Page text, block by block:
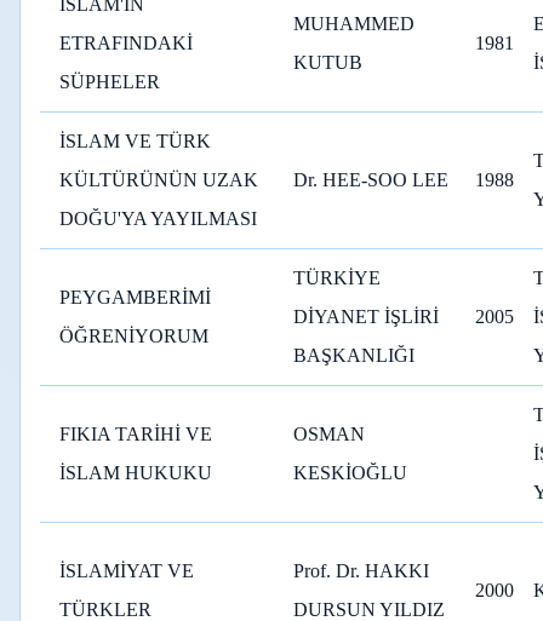
ETRAFINDAKİ
SÜPHELER
MUHAMMED
KUTUB
1981
İSLAM VE TÜRK
KÜLTÜRÜNÜN UZAK
DOĞU'YA YAYILMASI
Dr. HEE-SOO LEE 1988
PEYGAMBERİMİ
ÖĞRENİYORUM
TÜRKİYE
DİYANET İŞLİRİ
BAŞKANLIĞI
2005
FIKIA TARİHİ VE
İSLAM HUKUKU
OSMAN
KESKİOĞLU
İSLAMİYAT VE
TÜRKLER
Prof. Dr. HAKKI
DURSUN YILDIZ
2000